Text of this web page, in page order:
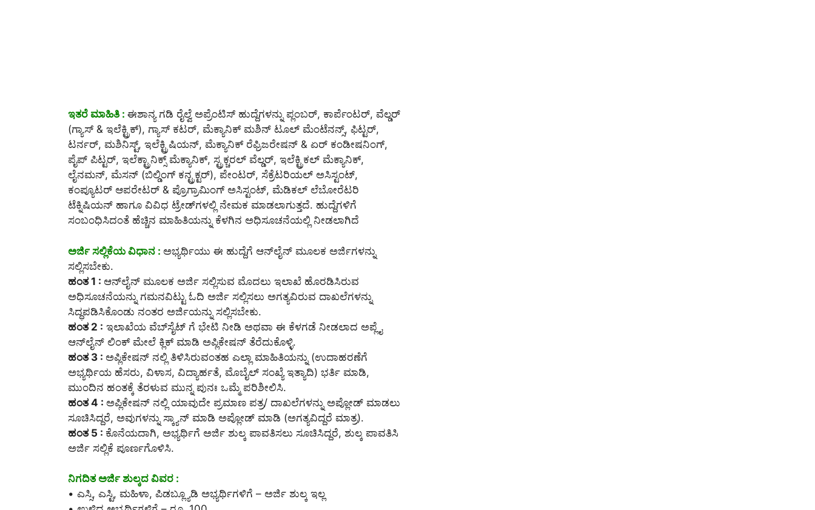
ಇತರೆ ಮಾಹಿತಿ : ಈಶಾನ್ಯ ಗಡಿ ರೈಲ್ವೆ ಅಪ್ರೆಂಟಿಸ್ ಹುದ್ದೆಗಳನ್ನು ಪ್ಲಂಬರ್, ಕಾರ್ಪೆಂಟರ್, ವೆಲ್ಡರ್
(ಗ್ಯಾಸ್ & ಇಲೆಕ್ಟ್ರಿಕ್), ಗ್ಯಾಸ್ ಕಟರ್, ಮೆಕ್ಯಾನಿಕ್ ಮಶಿನ್ ಟೂಲ್ ಮೆಂಟೆನನ್ಸ್, ಫಿಟ್ಟರ್,
ಟರ್ನರ್, ಮಶಿನಿಸ್ಟ್, ಇಲೆಕ್ಟ್ರಿಷಿಯನ್, ಮೆಕ್ಯಾನಿಕ್ ರೆಫ್ರಿಜರೇಷನ್ & ಏರ್ ಕಂಡೀಷನಿಂಗ್,
ಪೈಪ್ ಪಿಟ್ಟರ್, ಇಲೆಕ್ಟ್ರಾನಿಕ್ಸ್ ಮೆಕ್ಯಾನಿಕ್, ಸ್ಟ್ರಕ್ಚರಲ್ ವೆಲ್ಡರ್, ಇಲೆಕ್ಟ್ರಿಕಲ್ ಮೆಕ್ಯಾನಿಕ್,
ಲೈನಮನ್, ಮೆಸನ್ (ಬಿಲ್ಡಿಂಗ್ ಕನ್ಟ್ರಕ್ಟರ್), ಪೇಂಟರ್, ಸೆಕ್ರೆಟರಿಯಲ್ ಅಸಿಸ್ಟಂಟ್,
ಕಂಪ್ಯೂಟರ್ ಆಪರೇಟರ್ & ಪ್ರೊಗ್ರಾಮಿಂಗ್ ಅಸಿಸ್ಟಂಟ್, ಮೆಡಿಕಲ್ ಲೆಬೋರೆಟರಿ
ಟೆಕ್ನಿಷಿಯನ್ ಹಾಗೂ ವಿವಿಧ ಟ್ರೇಡ್‌ಗಳಲ್ಲಿ ನೇಮಕ ಮಾಡಲಾಗುತ್ತದೆ. ಹುದ್ದೆಗಳಿಗೆ
ಸಂಬಂಧಿಸಿದಂತೆ ಹೆಚ್ಚಿನ ಮಾಹಿತಿಯನ್ನು ಕೆಳಗಿನ ಅಧಿಸೂಚನೆಯಲ್ಲಿ ನೀಡಲಾಗಿದೆ
ಅರ್ಜಿ ಸಲ್ಲಿಕೆಯ ವಿಧಾನ : ಅಭ್ಯರ್ಥಿಯು ಈ ಹುದ್ದೆಗೆ ಆನ್‌ಲೈನ್‌ ಮೂಲಕ ಅರ್ಜಿಗಳನ್ನು
ಸಲ್ಲಿಸಬೇಕು.
ಹಂತ 1 : ಆನ್‌ಲೈನ್‌ ಮೂಲಕ ಅರ್ಜಿ ಸಲ್ಲಿಸುವ ಮೊದಲು ಇಲಾಖೆ ಹೊರಡಿಸಿರುವ
ಅಧಿಸೂಚನೆಯನ್ನು ಗಮನವಿಟ್ಟು ಓದಿ ಅರ್ಜಿ ಸಲ್ಲಿಸಲು ಅಗತ್ಯವಿರುವ ದಾಖಲೆಗಳನ್ನು
ಸಿದ್ಧಪಡಿಸಿಕೊಂಡು ನಂತರ ಅರ್ಜಿಯನ್ನು ಸಲ್ಲಿಸಬೇಕು.
ಹಂತ 2 : ಇಲಾಖೆಯ ವೆಬ್‌ಸೈಟ್ ಗೆ ಭೇಟಿ ನೀಡಿ ಅಥವಾ ಈ ಕೆಳಗಡೆ ನೀಡಲಾದ ಅಪ್ಲೈ
ಆನ್‌ಲೈನ್‌ ಲಿಂಕ್ ಮೇಲೆ ಕ್ಲಿಕ್ ಮಾಡಿ ಅಪ್ಲಿಕೇಷನ್ ತೆರೆದುಕೊಳ್ಳಿ.
ಹಂತ 3 : ಅಪ್ಲಿಕೇಷನ್ ನಲ್ಲಿ ತಿಳಿಸಿರುವಂತಹ ಎಲ್ಲಾ ಮಾಹಿತಿಯನ್ನು (ಉದಾಹರಣೆಗೆ
ಅಭ್ಯರ್ಥಿಯ ಹೆಸರು, ವಿಳಾಸ, ವಿದ್ಯಾರ್ಹತೆ, ಮೊಬೈಲ್ ಸಂಖ್ಯೆ ಇತ್ಯಾದಿ) ಭರ್ತಿ ಮಾಡಿ,
ಮುಂದಿನ ಹಂತಕ್ಕೆ ತೆರಳುವ ಮುನ್ನ ಪುನಃ ಒಮ್ಮೆ ಪರಿಶೀಲಿಸಿ.
ಹಂತ 4 : ಅಪ್ಲಿಕೇಷನ್ ನಲ್ಲಿ ಯಾವುದೇ ಪ್ರಮಾಣ ಪತ್ರ/ ದಾಖಲೆಗಳನ್ನು ಅಪ್ಲೋಡ್ ಮಾಡಲು
ಸೂಚಿಸಿದ್ದರೆ, ಅವುಗಳನ್ನು ಸ್ಕ್ಯಾನ್ ಮಾಡಿ ಅಪ್ಲೋಡ್ ಮಾಡಿ (ಅಗತ್ಯವಿದ್ದರೆ ಮಾತ್ರ).
ಹಂತ 5 : ಕೊನೆಯದಾಗಿ, ಅಭ್ಯರ್ಥಿಗೆ ಅರ್ಜಿ ಶುಲ್ಕ ಪಾವತಿಸಲು ಸೂಚಿಸಿದ್ದರೆ, ಶುಲ್ಕ ಪಾವತಿಸಿ
ಅರ್ಜಿ ಸಲ್ಲಿಕೆ ಪೂರ್ಣಗೊಳಿಸಿ.
ನಿಗದಿತ ಅರ್ಜಿ ಶುಲ್ಕದ ವಿವರ :
• ಎಸ್ಸಿ, ಎಸ್ಟಿ, ಮಹಿಳಾ, ಪಿಡಬ್ಲ್ಯೂಡಿ ಅಭ್ಯರ್ಥಿಗಳಿಗೆ – ಅರ್ಜಿ ಶುಲ್ಕ ಇಲ್ಲ